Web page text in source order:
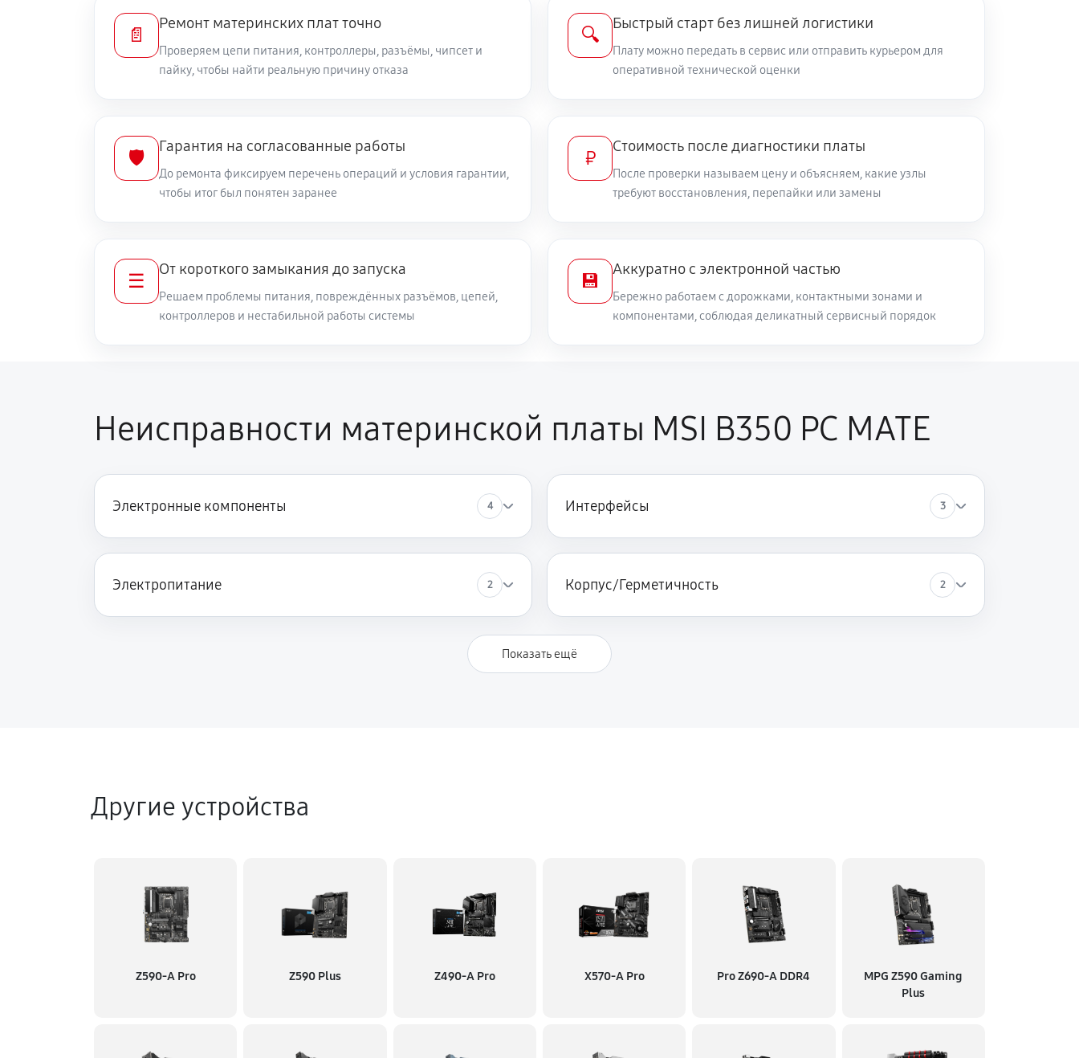
📄
Ремонт материнских плат точно
Проверяем цепи питания, контроллеры, разъёмы, чипсет и
пайку, чтобы найти реальную причину отказа
🔍
Быстрый старт без лишней логистики
Плату можно передать в сервис или отправить курьером для
оперативной технической оценки
🛡️
Гарантия на согласованные работы
До ремонта фиксируем перечень операций и условия гарантии,
чтобы итог был понятен заранее
₽
Стоимость после диагностики платы
После проверки называем цену и объясняем, какие узлы
требуют восстановления, перепайки или замены
☰
От короткого замыкания до запуска
Решаем проблемы питания, повреждённых разъёмов, цепей,
контроллеров и нестабильной работы системы
💾
Аккуратно с электронной частью
Бережно работаем с дорожками, контактными зонами и
компонентами, соблюдая деликатный сервисный порядок
Неисправности материнской платы MSI B350 PC MATE
Электронные компоненты 4 Интерфейсы 3
Электропитание 2 Корпус/Герметичность 2
Показать ещё
Другие устройства
Z590-A Pro Z590 Plus Z490-A Pro X570-A Pro Pro Z690-A DDR4
MPG Z590 Gaming
Plus